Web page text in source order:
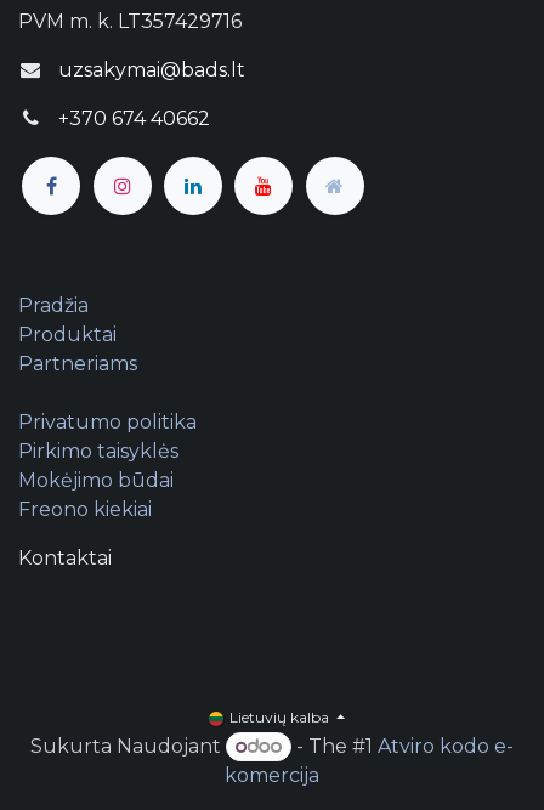
PVM m. k. LT357429716
uzsakymai@bads.lt
+370 674 40662
Pradžia
Produktai
Partneriams
Privatumo politika
Pirkimo taisyklės
Mokėjimo būdai
Freono kiekiai
Kontaktai
Lietuvių kalba
Sukurta Naudojant - The #1Atviro kodo e-
komercija